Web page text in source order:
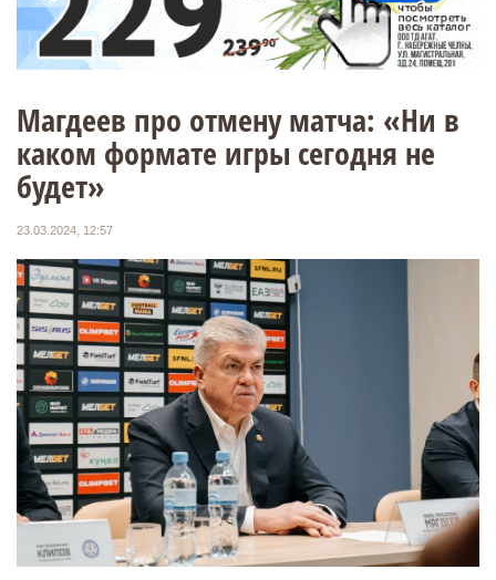
Магдеев про отмену матча: «Ни в
каком формате игры сегодня не
будет»
23.03.2024, 12:57